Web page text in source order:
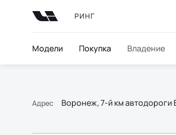
РИНГ
Модели Покупка Владение
Адрес Воронеж, 7-й км